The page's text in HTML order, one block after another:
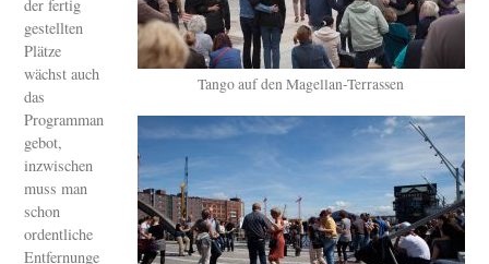
Tango auf den Magellan-Terrassen
der fertig
gestellten
Plätze
wächst auch
das
Programman
gebot,
inzwischen
muss man
schon
ordentliche
Entfernunge